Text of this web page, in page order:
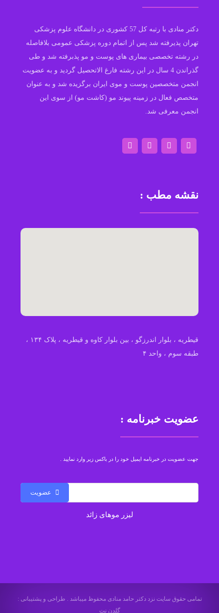
دکتر منادی با رتبه کل 57 کشوری در دانشگاه علوم پزشکی
تهران پذیرفته شد پس از اتمام دوره پزشکی عمومی بلافاصله
در رشته تخصصی بیماری های پوست و مو پذبرفته شد و طی
گذراندن 4 سال در این رشته فارغ الاتحصیل گردید و به عضویت
انجمن متخصصین پوست و موی ایران برگزیده شد و به عنوان
متخصص فعال در زمینه پیوند مو (کاشت مو) از سوی این
انجمن معرفی شد.
نقشه مطب :
قیطریه ، بلوار اندرزگو ، بین بلوار کاوه و قیطریه ، پلاک ۱۳۴ ،
طبقه سوم ، واحد ۴
عضویت خبرنامه :
جهت عضویت در خبرنامه ایمیل خود را در باکس زیر وارد نمایید .
عضویت
لیزر موهای زائد
تمامی حقوق سایت نزد دکتر حامد منادی محفوظ میباشد . طراحی و پشتیبانی :
گلدن نت